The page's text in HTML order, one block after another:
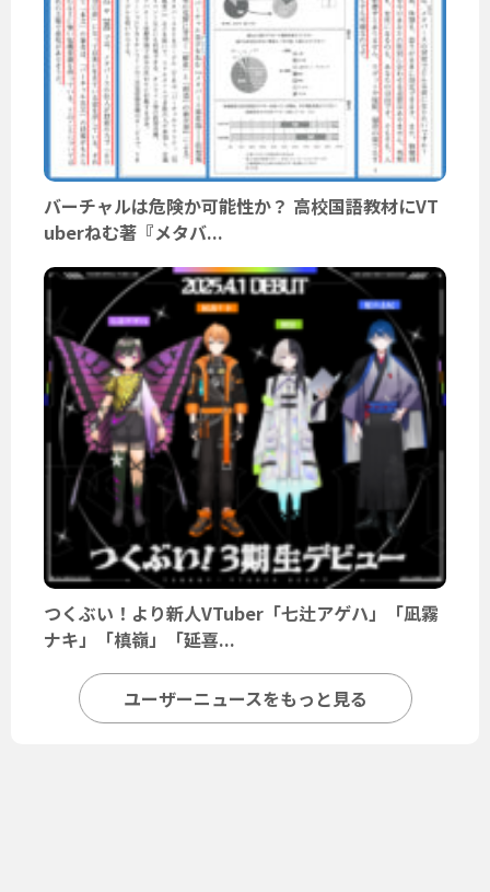
バーチャルは危険か可能性か？ 高校国語教材にVT
uberねむ著『メタバ...
つくぶい！より新人VTuber「七辻アゲハ」「凪霧
ナキ」「槙嶺」「延喜...
ユーザーニュースをもっと見る